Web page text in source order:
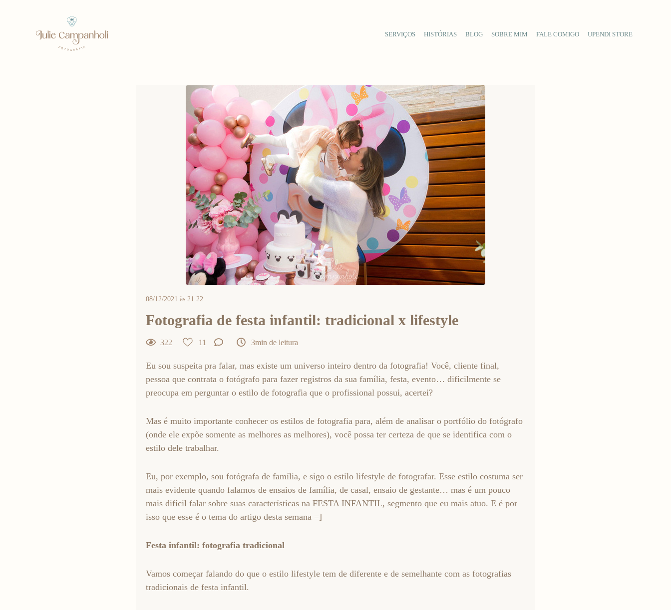
SERVIÇOS HISTÓRIAS BLOG SOBRE MIM FALE COMIGO UPENDI STORE
08/12/2021 às 21:22
Fotografia de festa infantil: tradicional x lifestyle
322 11 3min de leitura
Eu sou suspeita pra falar, mas existe um universo inteiro dentro da fotografia! Você, cliente final,
pessoa que contrata o fotógrafo para fazer registros da sua família, festa, evento… dificilmente se
preocupa em perguntar o estilo de fotografia que o profissional possui, acertei?
Mas é muito importante conhecer os estilos de fotografia para, além de analisar o portfólio do fotógrafo
(onde ele expõe somente as melhores as melhores), você possa ter certeza de que se identifica com o
estilo dele trabalhar.
Eu, por exemplo, sou fotógrafa de família, e sigo o estilo lifestyle de fotografar. Esse estilo costuma ser
mais evidente quando falamos de ensaios de família, de casal, ensaio de gestante… mas é um pouco
mais difícil falar sobre suas características na FESTA INFANTIL, segmento que eu mais atuo. E é por
isso que esse é o tema do artigo desta semana =]
Festa infantil: fotografia tradicional
Vamos começar falando do que o estilo lifestyle tem de diferente e de semelhante com as fotografias
tradicionais de festa infantil.